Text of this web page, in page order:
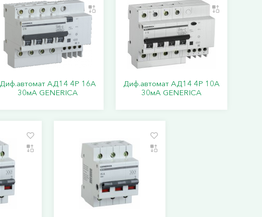
Диф.автомат АД14 4Р 16А
30мА GENERICA
Диф.автомат АД14 4Р 10А
30мА GENERICA